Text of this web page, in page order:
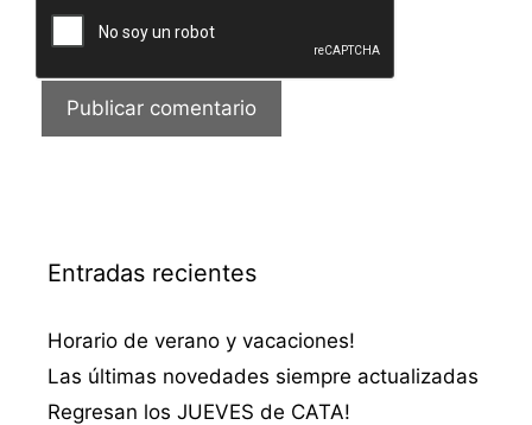
Entradas recientes
Horario de verano y vacaciones!
Las últimas novedades siempre actualizadas
Regresan los JUEVES de CATA!